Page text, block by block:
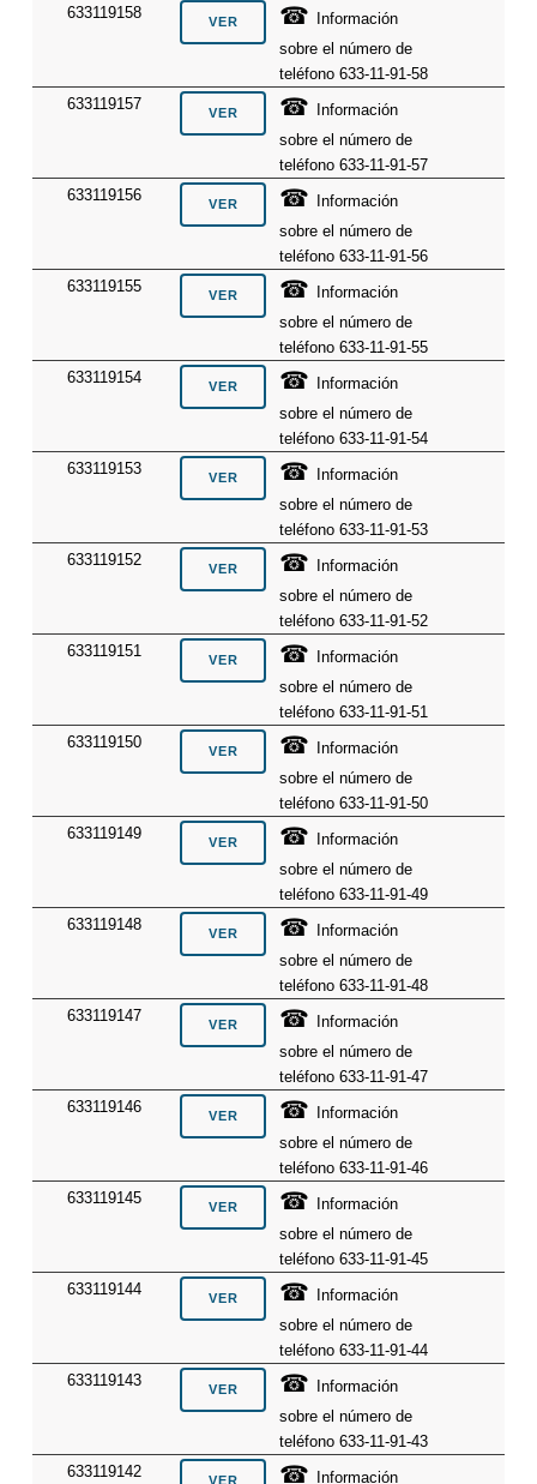
633119158
☎ Información
sobre el número de
teléfono 633-11-91-58
633119157
☎ Información
sobre el número de
teléfono 633-11-91-57
633119156
☎ Información
sobre el número de
teléfono 633-11-91-56
633119155
☎ Información
sobre el número de
teléfono 633-11-91-55
633119154
☎ Información
sobre el número de
teléfono 633-11-91-54
633119153
☎ Información
sobre el número de
teléfono 633-11-91-53
633119152
☎ Información
sobre el número de
teléfono 633-11-91-52
633119151
☎ Información
sobre el número de
teléfono 633-11-91-51
633119150
☎ Información
sobre el número de
teléfono 633-11-91-50
633119149
☎ Información
sobre el número de
teléfono 633-11-91-49
633119148
☎ Información
sobre el número de
teléfono 633-11-91-48
633119147
☎ Información
sobre el número de
teléfono 633-11-91-47
633119146
☎ Información
sobre el número de
teléfono 633-11-91-46
633119145
☎ Información
sobre el número de
teléfono 633-11-91-45
633119144
☎ Información
sobre el número de
teléfono 633-11-91-44
633119143
☎ Información
sobre el número de
teléfono 633-11-91-43
633119142
☎ Información